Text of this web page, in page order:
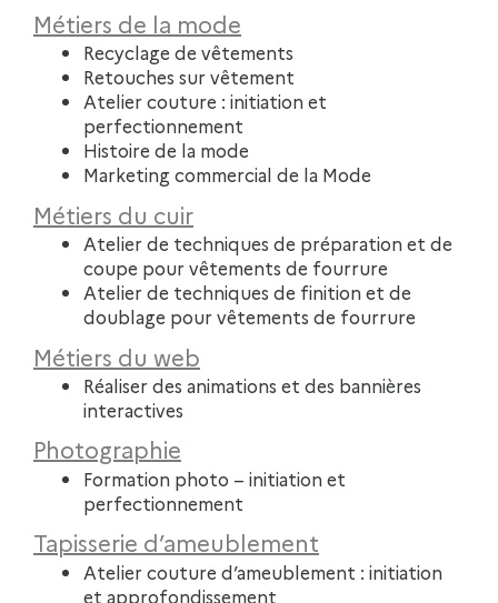
Métiers de la mode
Recyclage de vêtements
Retouches sur vêtement
Atelier couture : initiation et
perfectionnement
Histoire de la mode
Marketing commercial de la Mode
Métiers du cuir
Atelier de techniques de préparation et de
coupe pour vêtements de fourrure
Atelier de techniques de finition et de
doublage pour vêtements de fourrure
Métiers du web
Réaliser des animations et des bannières
interactives
Photographie
Formation photo – initiation et
perfectionnement
Tapisserie d’ameublement
Atelier couture d’ameublement : initiation
et approfondissement